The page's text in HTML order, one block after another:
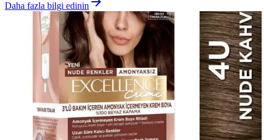
Daha fazla bilgi edinin